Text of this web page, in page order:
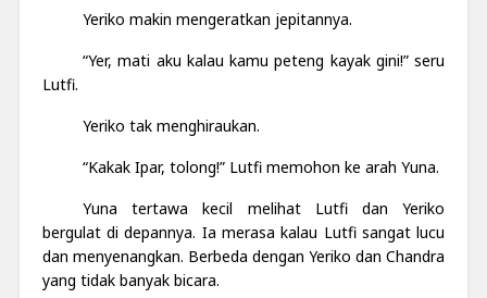
Yeriko makin mengeratkan jepitannya.
“Yer, mati aku kalau kamu peteng kayak gini!” seru
Lutfi.
Yeriko tak menghiraukan.
“Kakak Ipar, tolong!” Lutfi memohon ke arah Yuna.
Yuna tertawa kecil melihat Lutfi dan Yeriko
bergulat di depannya. Ia merasa kalau Lutfi sangat lucu
dan menyenangkan. Berbeda dengan Yeriko dan Chandra
yang tidak banyak bicara.